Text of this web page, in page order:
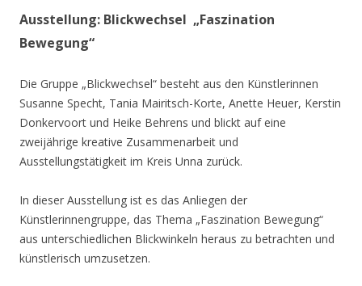
Ausstellung: Blickwechsel „Faszination
Bewegung“
Die Gruppe „Blickwechsel“ besteht aus den Künstlerinnen
Susanne Specht, Tania Mairitsch-Korte, Anette Heuer, Kerstin
Donkervoort und Heike Behrens und blickt auf eine
zweijährige kreative Zusammenarbeit und
Ausstellungstätigkeit im Kreis Unna zurück.
In dieser Ausstellung ist es das Anliegen der
Künstlerinnengruppe, das Thema „Faszination Bewegung“
aus unterschiedlichen Blickwinkeln heraus zu betrachten und
künstlerisch umzusetzen.